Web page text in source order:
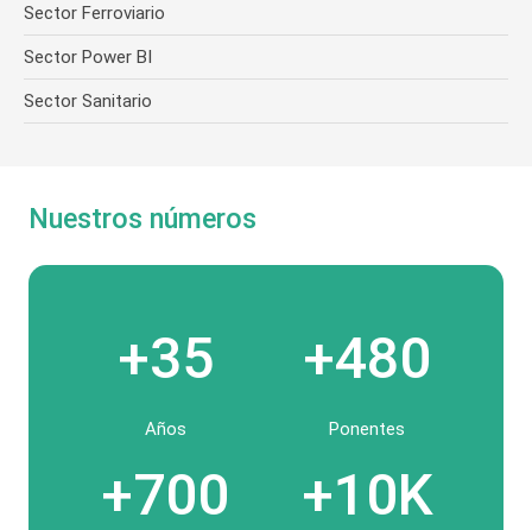
Sector Ferroviario
Sector Power BI
Sector Sanitario
Nuestros números
+35
Años
+480
Ponentes
+700 +10K